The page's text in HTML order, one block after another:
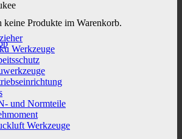
keine Produkte im Warenkorb.
Werkzeuge
und Normteile
Werkzeuge